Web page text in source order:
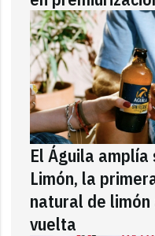
El Águila amplía
Limón, la
natural de
vuelta